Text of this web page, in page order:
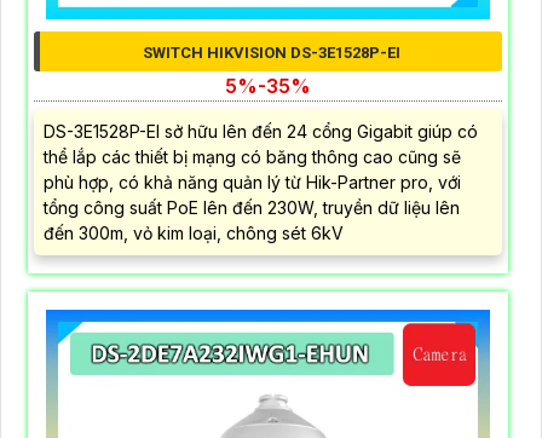
SWITCH HIKVISION DS-3E1528P-EI
5%-35%
DS-3E1528P-EI sở hữu lên đến 24 cổng Gigabit giúp có
thể lắp các thiết bị mạng có băng thông cao cũng sẽ
phù hợp, có khả năng quản lý từ Hik-Partner pro, với
tổng công suất PoE lên đến 230W, truyền dữ liệu lên
đến 300m, vỏ kim loại, chông sét 6kV